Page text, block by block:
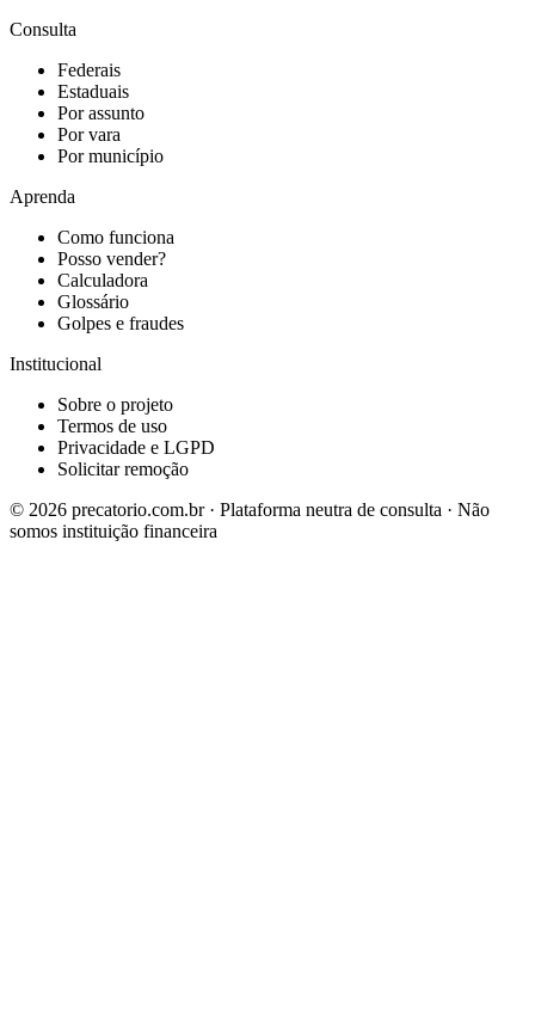
Consulta
Federais
Estaduais
Por assunto
Por vara
Por município
Aprenda
Como funciona
Posso vender?
Calculadora
Glossário
Golpes e fraudes
Institucional
Sobre o projeto
Termos de uso
Privacidade e LGPD
Solicitar remoção
© 2026 precatorio.com.br · Plataforma neutra de consulta · Não
somos instituição financeira